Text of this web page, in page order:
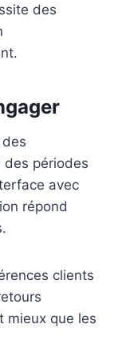
des
des périodes
avec
répond
clients
mieux que les